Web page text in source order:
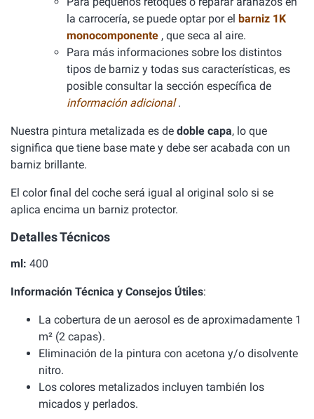
la carrocería, se puede optar por el barniz 1K
monocomponente , que seca al aire.
Para más informaciones sobre los distintos
tipos de barniz y todas sus características, es
posible consultar la sección específica de
información adicional.
Nuestra pintura metalizada es de doble capa, lo que
significa que tiene base mate y debe ser acabada con un
barniz brillante.
El color final del coche será igual al original solo si se
aplica encima un barniz protector.
Detalles Técnicos
ml: 400
Información Técnica y Consejos Útiles:
La cobertura de un aerosol es de aproximadamente 1
m² (2 capas).
Eliminación de la pintura con acetona y/o disolvente
nitro.
Los colores metalizados incluyen también los
micados y perlados.